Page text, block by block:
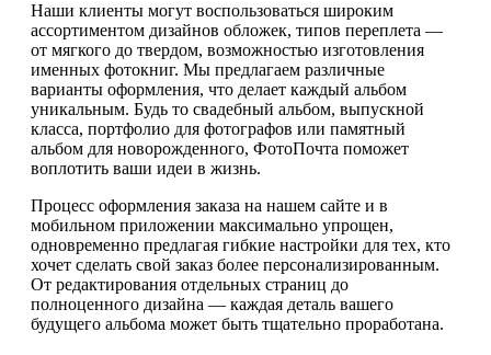
Наши клиенты могут воспользоваться широким
ассортиментом дизайнов обложек, типов переплета —
от мягкого до твердом, возможностью изготовления
именных фотокниг. Мы предлагаем различные
варианты оформления, что делает каждый альбом
уникальным. Будь то свадебный альбом, выпускной
класса, портфолио для фотографов или памятный
альбом для новорожденного, ФотоПочта поможет
воплотить ваши идеи в жизнь.
Процесс оформления заказа на нашем сайте и в
мобильном приложении максимально упрощен,
одновременно предлагая гибкие настройки для тех, кто
хочет сделать свой заказ более персонализированным.
От редактирования отдельных страниц до
полноценного дизайна — каждая деталь вашего
будущего альбома может быть тщательно проработана.